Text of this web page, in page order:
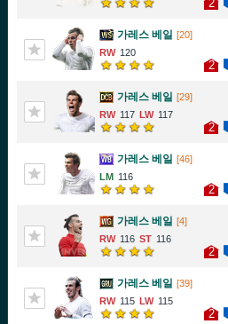
2
가레스 베일 [20]
120
2
가레스 베일 [29]
117
117
2
가레스 베일 [46]
116
2
가레스 베일 [4]
116
116
2
가레스 베일 [39]
115
115
2